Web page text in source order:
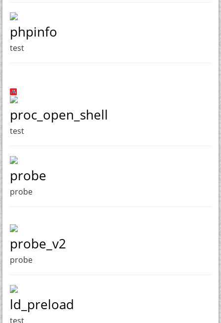
phpinfo
test
proc_open_shell
test
probe
probe
probe_v2
probe
ld_preload
test